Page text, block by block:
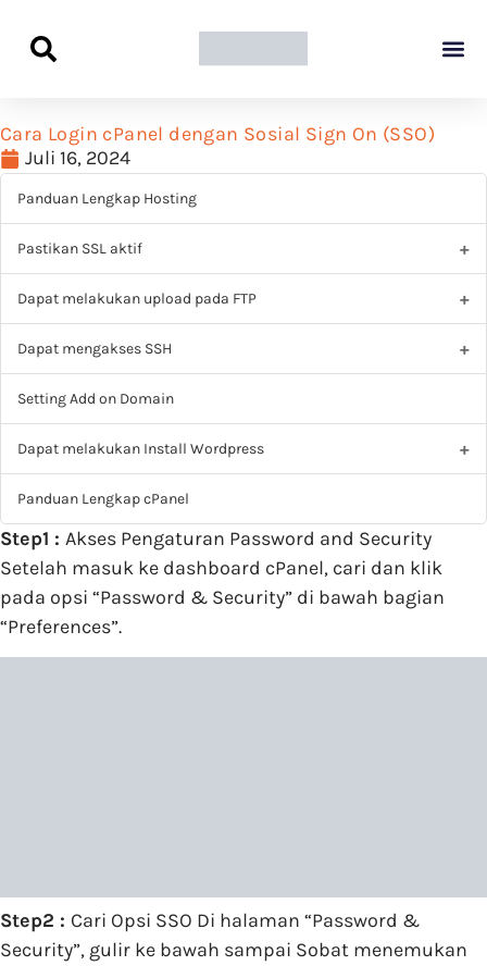
Cara Login cPanel dengan Sosial Sign On (SSO)
Juli 16, 2024
Panduan Lengkap Hosting
Pastikan SSL aktif
Dapat melakukan upload pada FTP
Dapat mengakses SSH
Setting Add on Domain
Dapat melakukan Install Wordpress
Panduan Lengkap cPanel
Step1 : Akses Pengaturan Password and Security
Setelah masuk ke dashboard cPanel, cari dan klik
pada opsi “Password & Security” di bawah bagian
“Preferences”.
Step2 : Cari Opsi SSO Di halaman “Password &
Security”, gulir ke bawah sampai Sobat menemukan